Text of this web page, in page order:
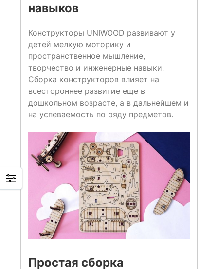
навыков
Конструкторы UNIWOOD развивают у
детей мелкую моторику и
пространственное мышление,
творчество и инженерные навыки.
Сборка конструкторов влияет на
всестороннее развитие еще в
дошкольном возрасте, а в дальнейшем и
на успеваемость по ряду предметов.
Простая сборка